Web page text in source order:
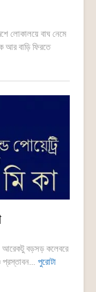
লোকালয়ে বাঘ নেমে
আর বাড়ি ফিরতে
আরেকটু বড়সড় কলেবরে
পুরোটা